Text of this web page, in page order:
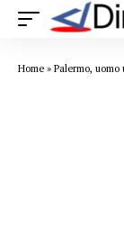
Home » Palermo,